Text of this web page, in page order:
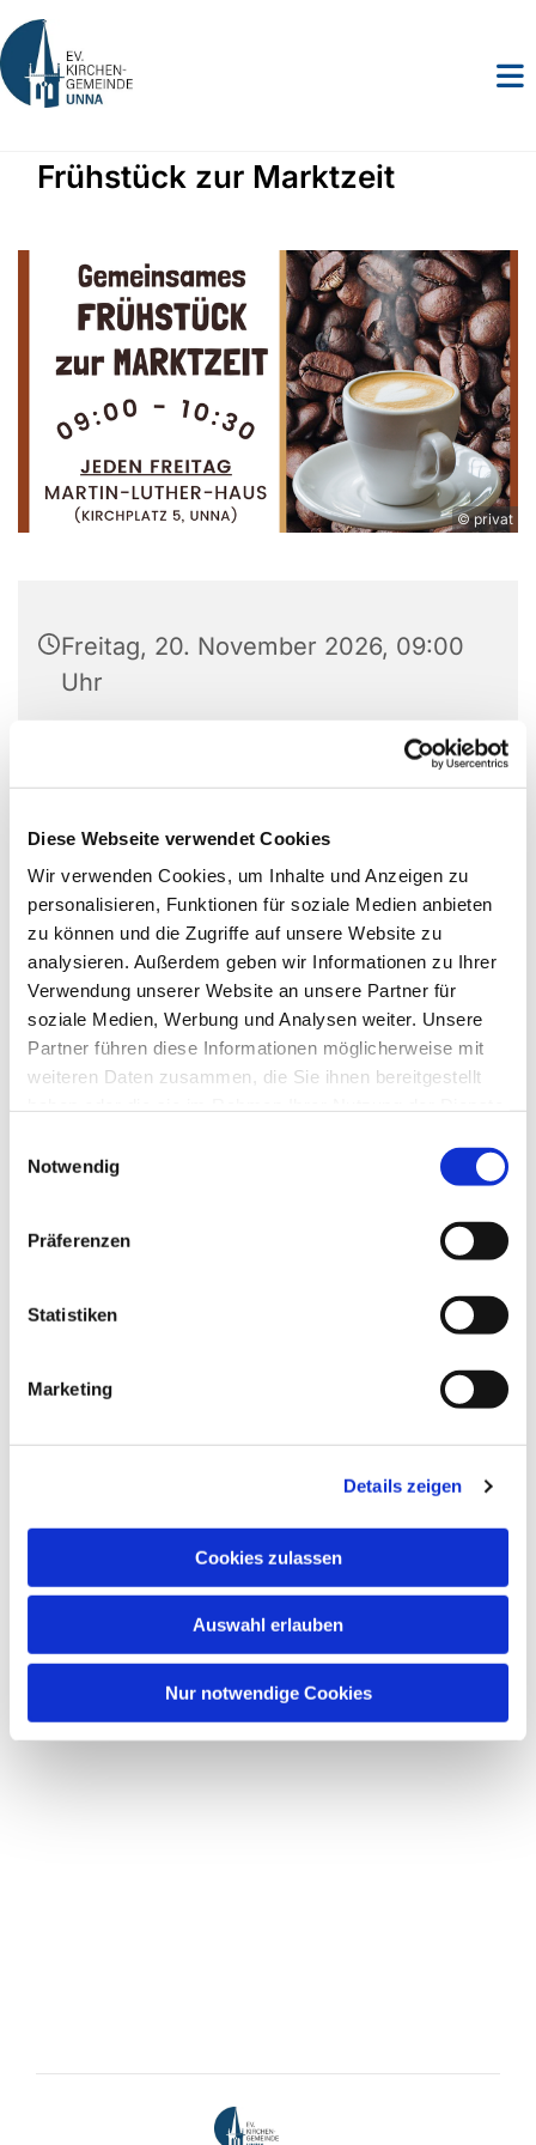
Diese Webseite verwendet Cookies
Wir verwenden Cookies, um Inhalte und Anzeigen zu
personalisieren, Funktionen für soziale Medien anbieten
zu können und die Zugriffe auf unsere Website zu
analysieren. Außerdem geben wir Informationen zu Ihrer
Verwendung unserer Website an unsere Partner für
soziale Medien, Werbung und Analysen weiter. Unsere
Partner führen diese Informationen möglicherweise mit
weiteren Daten zusammen, die Sie ihnen bereitgestellt
Notwendig
Präferenzen
Statistiken
Marketing
Details zeigen
Cookies zulassen
Auswahl erlauben
Nur notwendige Cookies
Frühstück zur Marktzeit
© privat
Freitag, 20. November 2026, 09:00
Uhr
Martin-Luther-Haus, Kirchplatz 5,
59423 Unna
Dies könnte Sie auch